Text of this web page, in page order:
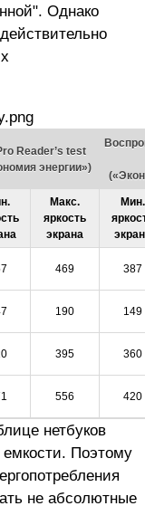
Однако
Reader’s test
энергии»)
Макс.
яркость
экрана
Мин.
469 387
190 149
395 360
556 420
нетбуков
емкости. Поэтому
не абсолютные